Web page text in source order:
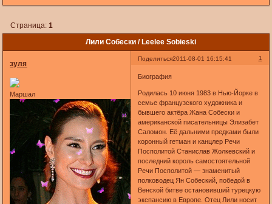
Лили Собески / Leelee Sobieski
Страница: 1
Поделиться 1
2011-08-01 16:15:41
зуля
Маршал
Биография
Родилась 10 июня 1983 в Нью-Йорке в
семье французского художника и
бывшего актёра Жана Собески и
американской писательницы Элизабет
Саломон. Её дальними предками были
коронный гетман и канцлер Речи
Посполитой Станислав Жолкевский и
последний король самостоятельной
Речи Посполитой — знаменитый
полководец Ян Собеский, победой в
Венской битве остановивший турецкую
экспансию в Европе. Отец Лили носит